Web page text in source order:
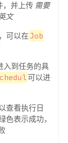
，并上传 需要
文
可以在 Job
入到任务的具
可以进
查看执行日
色表示成功，